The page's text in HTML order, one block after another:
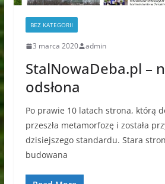
BEZ KATEGORII
3 marca 2020 admin
StalNowaDeba.pl –
odsłona
Po prawie 10 latach strona, którą
przeszła metamorfozę i została
dzisiejszego standardu. Stara
budowana